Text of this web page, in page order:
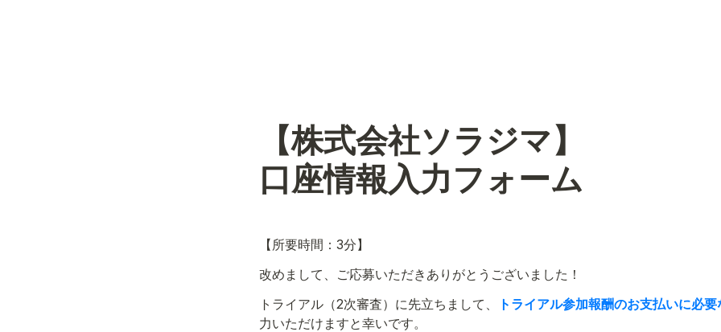
【株式会社ソラジマ】
口座情報入力フォーム
【所要時間：3分】
改めまして、ご応募いただきありがとうございました！
トライアル（2次審査）に先立ちまして、
トライアル参加報酬のお支払いに必
力いただけますと幸いです。